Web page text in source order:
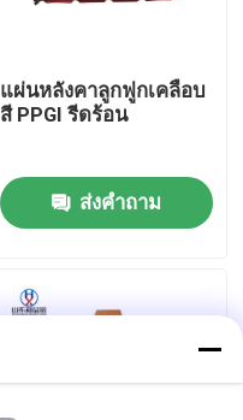
แผ่นหลังคาลูกฟูกเคลือบ
สี PPGI รีดร้อน
ส่งคำถาม